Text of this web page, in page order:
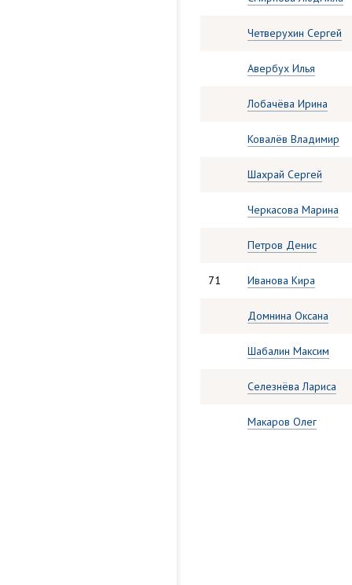
Четверухин Сергей
Авербух Илья
Лобачёва Ирина
Ковалёв Владимир
Шахрай Сергей
Черкасова Марина
Петров Денис
71 Иванова Кира
Домнина Оксана
Шабалин Максим
Селезнёва Лариса
Макаров Олег